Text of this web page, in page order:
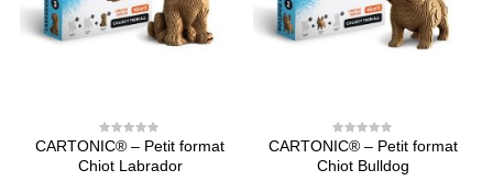
0
out
of
CARTONIC® – Petit format
Chiot Labrador
0
out
of
CARTONIC® – Petit format
Chiot Bulldog